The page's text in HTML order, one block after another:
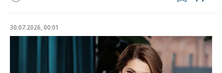
30.07.2026, 00:01